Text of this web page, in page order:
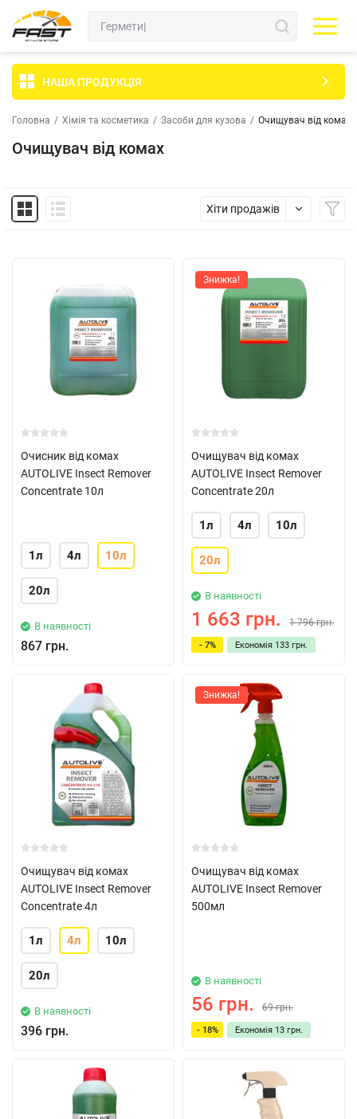
НАША ПРОДУКЦІЯ
Головна / Хімія та косметика / Засоби для кузова / Очищувач від комах
Очищувач від комах
Хіти продажів
Очисник від комах
AUTOLIVE Insect Remover
Concentrate 10л
1л 4л 10л
20л
В наявності
867 грн.
Знижка!
Очищувач від комах
AUTOLIVE Insect Remover
Concentrate 20л
1л 4л 10л
20л
В наявності
1 663 грн. 1 796 грн.
- 7% Економія 133 грн.
Очищувач від комах
AUTOLIVE Insect Remover
Concentrate 4л
1л 4л 10л
20л
В наявності
396 грн.
Знижка!
Очищувач від комах
AUTOLIVE Insect Remover
500мл
В наявності
56 грн. 69 грн.
- 18% Економія 13 грн.